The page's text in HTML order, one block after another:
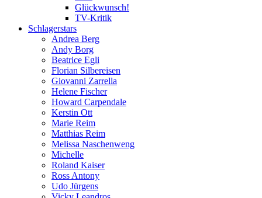
Glückwunsch!
TV-Kritik
Schlagerstars
Andrea Berg
Andy Borg
Beatrice Egli
Florian Silbereisen
Giovanni Zarrella
Helene Fischer
Howard Carpendale
Kerstin Ott
Marie Reim
Matthias Reim
Melissa Naschenweng
Michelle
Roland Kaiser
Ross Antony
Udo Jürgens